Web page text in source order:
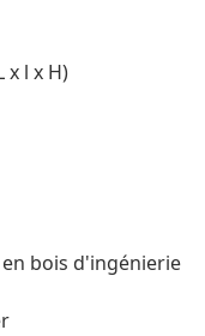
x l x H)
bois d'ingénierie